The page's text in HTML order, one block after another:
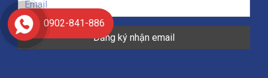
0902-841-886